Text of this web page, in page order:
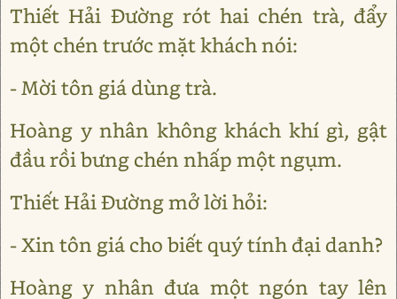
Thiết Hải Đường rót hai chén trà, đẩy
một chén trước mặt khách nói:
- Mời tôn giá dùng trà.
Hoàng y nhân không khách khí gì, gật
đầu rồi bưng chén nhấp một ngụm.
Thiết Hải Đường mở lời hỏi:
- Xin tôn giá cho biết quý tính đại danh?
Hoàng y nhân đưa một ngón tay lên